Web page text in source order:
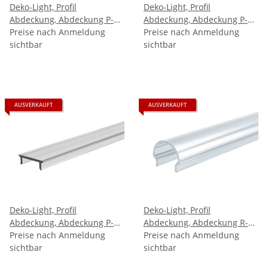
Deko-Light, Profil
Abdeckung, Abdeckung P-
01-10, Kunststoff, Satiniert
40% Transmission, Tiefe:
Preise nach Anmeldung
sichtbar
Deko-Light, Profil
Abdeckung, Abdeckung P-
01-10, Kunststoff,
Teiltransparent 75%
Preise nach Anmeldung
sichtbar
AUSVERKAUFT
Deko-Light, Profil
Abdeckung, Abdeckung P-
01-10, Kunststoff,
Transparent 95%
Preise nach Anmeldung
sichtbar
AUSVERKAUFT
Deko-Light, Profil
Abdeckung, Abdeckung R-
01-10, Kunststoff,
Teiltransparent 75%
Preise nach Anmeldung
sichtbar